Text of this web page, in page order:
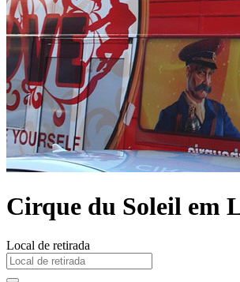
Cirque du Soleil em
Local de retirada